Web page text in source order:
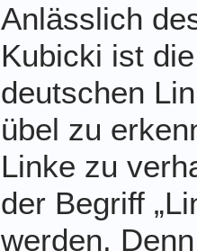
Anlässlich
Kubicki ist
deutschen
übel zu
Linke zu
der Begriff
werden.